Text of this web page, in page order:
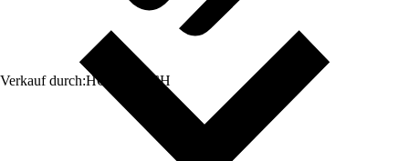
Verkauf durch:HORNBACH